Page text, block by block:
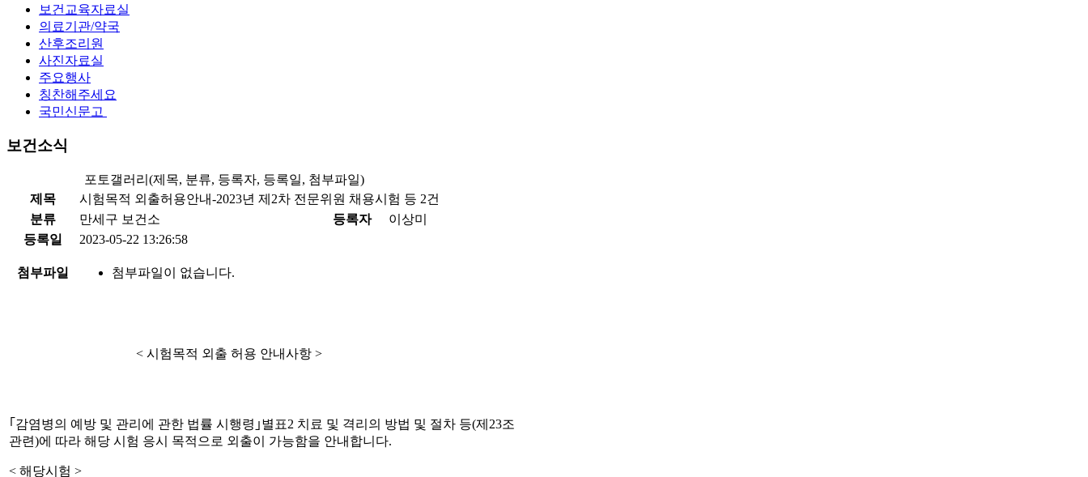
보건교육자료실
의료기관/약국
산후조리원
사진자료실
주요행사
칭찬해주세요
국민신문고
보건소식
포토갤러리(제목, 분류, 등록자, 등록일, 첨부파일)
제목
시험목적 외출허용안내-2023년 제2차 전문위원 채용시험 등 2건
분류
만세구 보건소 등록자
이상미
등록일
2023-05-22 13:26:58
첨부파일 첨부파일이 없습니다.
< 시험목적 외출 허용 안내사항 >
｢감염병의 예방 및 관리에 관한 법률 시행령｣별표2 치료 및 격리의 방법 및 절차 등(제23조
관련)에 따라 해당 시험 응시 목적으로 외출이 가능함을 안내합니다.
< 해당시험 >